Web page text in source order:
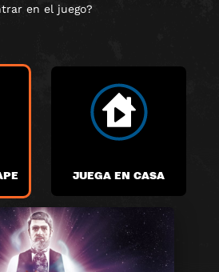
en el juego?
JUEGA EN CASA